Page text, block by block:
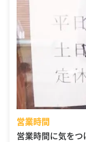
営業時間
営業時間に気をつ